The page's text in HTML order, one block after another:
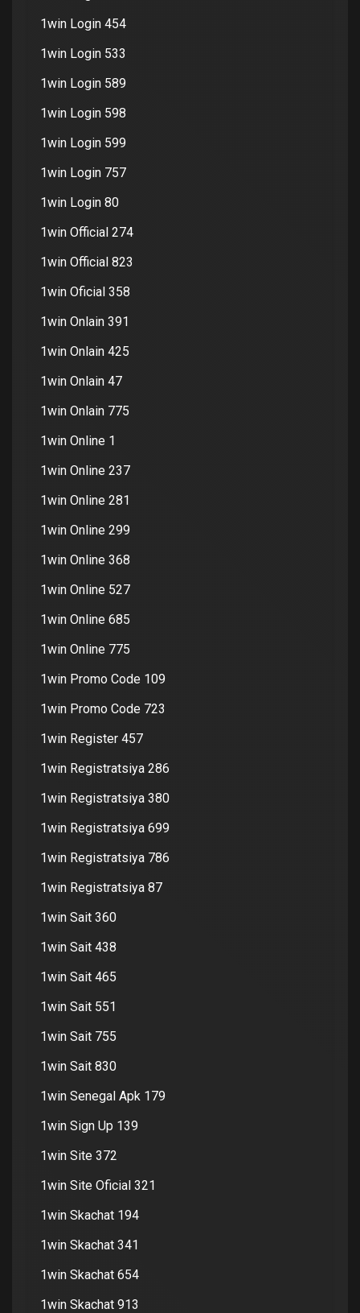
1win Login 454
1win Login 533
1win Login 589
1win Login 598
1win Login 599
1win Login 757
1win Login 80
1win Official 274
1win Official 823
1win Oficial 358
1win Onlain 391
1win Onlain 425
1win Onlain 47
1win Onlain 775
1win Online 1
1win Online 237
1win Online 281
1win Online 299
1win Online 368
1win Online 527
1win Online 685
1win Online 775
1win Promo Code 109
1win Promo Code 723
1win Register 457
1win Registratsiya 286
1win Registratsiya 380
1win Registratsiya 699
1win Registratsiya 786
1win Registratsiya 87
1win Sait 360
1win Sait 438
1win Sait 465
1win Sait 551
1win Sait 755
1win Sait 830
1win Senegal Apk 179
1win Sign Up 139
1win Site 372
1win Site Oficial 321
1win Skachat 194
1win Skachat 341
1win Skachat 654
1win Skachat 913